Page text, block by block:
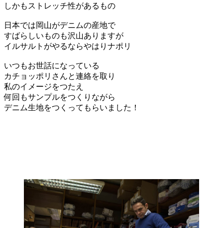
しかもストレッチ性があるもの
日本では岡山がデニムの産地で
すばらしいものも沢山ありますが
イルサルトがやるならやはりナポリ
いつもお世話になっている
カチョッポリさんと連絡を取り
私のイメージをつたえ
何回もサンプルをつくりながら
デニム生地をつくってもらいました！